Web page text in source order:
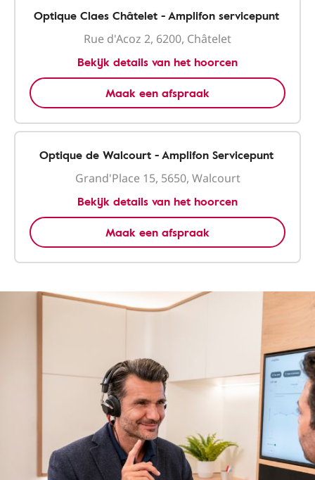
Optique Claes Châtelet - Amplifon servicepunt
Rue d'Acoz 2, 6200, Châtelet
Bekijk details van het hoorcen
Maak een afspraak
Optique de Walcourt - Amplifon Servicepunt
Grand'Place 15, 5650, Walcourt
Bekijk details van het hoorcen
Maak een afspraak